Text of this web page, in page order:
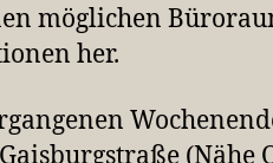
möglichen
her.